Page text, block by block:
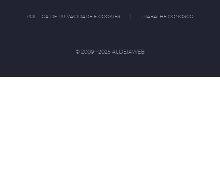
POLÍTICA DE PRIVACIDADE E COOKIES TRABALHE CONOSCO
© 2009—2025 ALDEIAWEB